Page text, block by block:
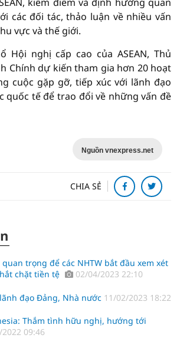
các đối tác, thảo luận về nhiều vấn
vực và thế giới.
Hội nghị cấp cao của ASEAN, Thủ
Chính dự kiến tham gia hơn 20 hoạt
cuộc gặp gỡ, tiếp xúc với lãnh đạo
quốc tế để trao đổi về những vấn đề
Nguồn vnexpress.net
CHIA SẺ
trọng để các NHTW bắt đầu xem xét
chặt tiền tệ
02/04/2023 22:10
đạo Đảng, Nhà nước 11/02/2023 18:22
Thắm tình hữu nghị, hướng tới
09:46